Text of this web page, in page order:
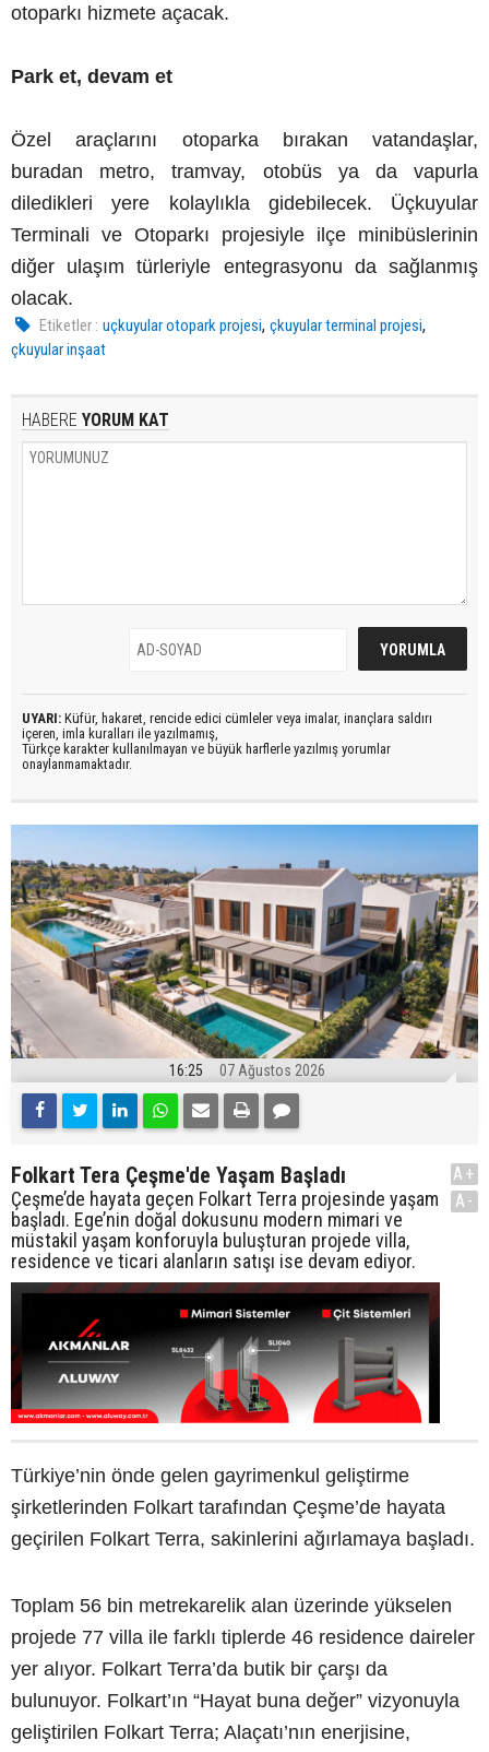
otoparkı hizmete açacak.
Park et, devam et
Özel araçlarını otoparka bırakan vatandaşlar,
buradan metro, tramvay, otobüs ya da vapurla
diledikleri yere kolaylıkla gidebilecek. Üçkuyular
Terminali ve Otoparkı projesiyle ilçe minibüslerinin
diğer ulaşım türleriyle entegrasyonu da sağlanmış
olacak.
Etiketler : uçkuyular otopark projesi,çkuyular terminal projesi,
çkuyular inşaat
HABERE YORUM KAT
UYARI: Küfür, hakaret, rencide edici cümleler veya imalar, inançlara saldırı
içeren, imla kuralları ile yazılmamış,
Türkçe karakter kullanılmayan ve büyük harflerle yazılmış yorumlar
onaylanmamaktadır.
16:25 07 Ağustos 2026
Folkart Tera Çeşme'de Yaşam Başladı
Çeşme’de hayata geçen Folkart Terra projesinde yaşam
başladı. Ege’nin doğal dokusunu modern mimari ve
müstakil yaşam konforuyla buluşturan projede villa,
residence ve ticari alanların satışı ise devam ediyor.
A+
A-
Türkiye’nin önde gelen gayrimenkul geliştirme
şirketlerinden Folkart tarafından Çeşme’de hayata
geçirilen Folkart Terra, sakinlerini ağırlamaya başladı.
Toplam 56 bin metrekarelik alan üzerinde yükselen
projede 77 villa ile farklı tiplerde 46 residence daireler
yer alıyor. Folkart Terra’da butik bir çarşı da
bulunuyor. Folkart’ın “Hayat buna değer” vizyonuyla
geliştirilen Folkart Terra; Alaçatı’nın enerjisine,